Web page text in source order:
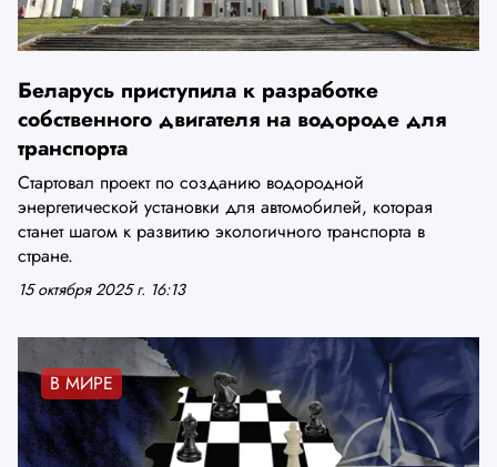
Беларусь приступила к разработке
собственного двигателя на водороде для
транспорта
Стартовал проект по созданию водородной
энергетической установки для автомобилей, которая
станет шагом к развитию экологичного транспорта в
стране.
15 октября 2025 г. 16:13
В МИРЕ